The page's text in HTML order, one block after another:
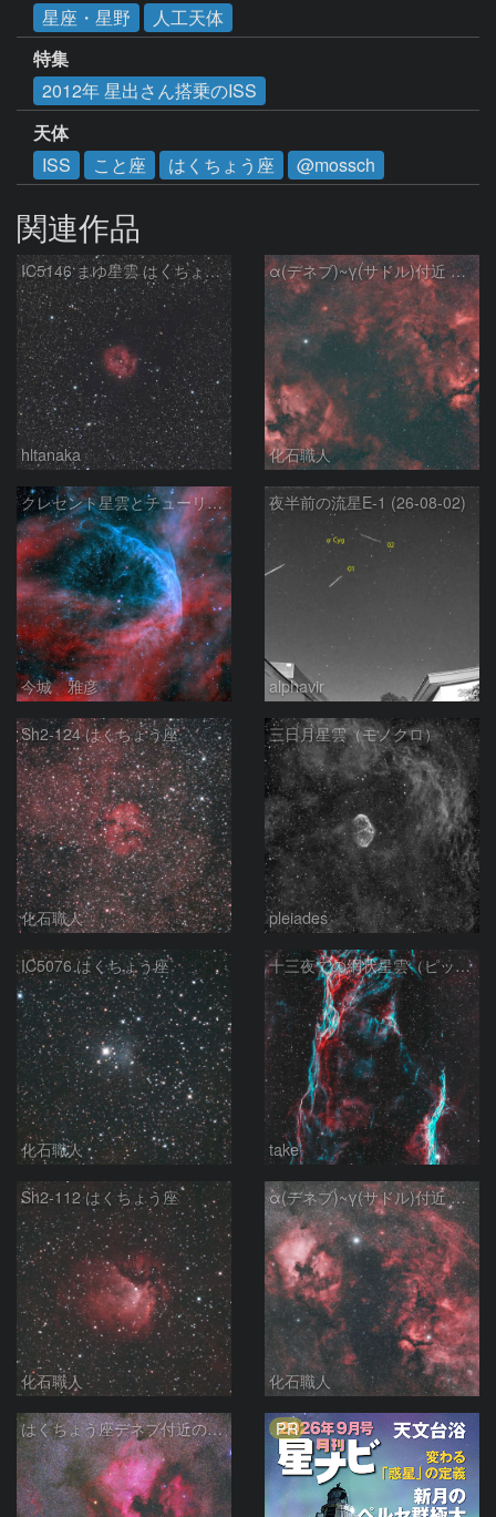
星座・星野
人工天体
特集
2012年 星出さん搭乗のISS
天体
ISS
こと座 はくちょう座 @mossch
関連作品
IC5146 まゆ星雲 はくちょう座
hltanaka
α(デネブ)~γ(サドル)付近 NGC7000 北アメリカ星雲 IC5067~5070 ペリカン星雲 Sh2-112 はくちょう座
化石職人
クレセント星雲とチューリップ星雲の真ん中あたりにある星雲 NGC6883 ???
今城 雅彦
夜半前の流星E-1 (26-08-02)
alphavir
Sh2-124 はくちょう座
化石職人
三日月星雲（モノクロ）
pleiades
IC5076 はくちょう座
化石職人
十三夜での網状星雲（ピッカリングの三角）
take
Sh2-112 はくちょう座
化石職人
α(デネブ)~γ(サドル)付近 NGC7000 北アメリカ星雲 IC5067~5070 ペリカン星雲 はくちょう座
化石職人
はくちょう座デネブ付近の空域 260720 PR